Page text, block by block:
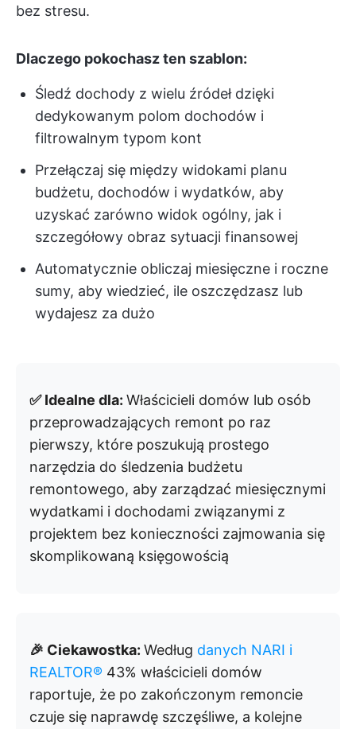
bez stresu.
Dlaczego pokochasz ten szablon:
Śledź dochody z wielu źródeł dzięki
dedykowanym polom dochodów i
filtrowalnym typom kont
Przełączaj się między widokami planu
budżetu, dochodów i wydatków, aby
uzyskać zarówno widok ogólny, jak i
szczegółowy obraz sytuacji finansowej
Automatycznie obliczaj miesięczne i roczne
sumy, aby wiedzieć, ile oszczędzasz lub
wydajesz za dużo
✅ Idealne dla: Właścicieli domów lub osób
przeprowadzających remont po raz
pierwszy, które poszukują prostego
narzędzia do śledzenia budżetu
remontowego, aby zarządzać miesięcznymi
wydatkami i dochodami związanymi z
projektem bez konieczności zajmowania się
skomplikowaną księgowością
🎉 Ciekawostka: Według danych NARI i
REALTOR® 43% właścicieli domów
raportuje, że po zakończonym remoncie
czuje się naprawdę szczęśliwe, a kolejne